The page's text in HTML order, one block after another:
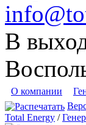
В
О компании
Total Energy /